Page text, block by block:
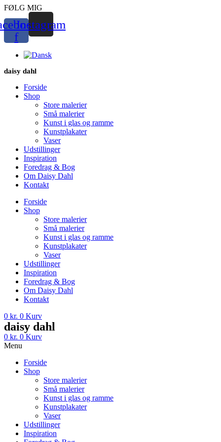
Videre
til
indhold
FØLG MIG
f
Instagram
daisy dahl
Forside
Shop
Store malerier
Små malerier
Kunst i glas og ramme
Kunstplakater
Vaser
Udstillinger
Inspiration
Foredrag & Bog
Om Daisy Dahl
Kontakt
Forside
Shop
Store malerier
Små malerier
Kunst i glas og ramme
Kunstplakater
Vaser
Udstillinger
Inspiration
Foredrag & Bog
Om Daisy Dahl
Kontakt
0 kr. 0 Kurv
daisy dahl
0 kr. 0 Kurv
Menu
Forside
Shop
Store malerier
Små malerier
Kunst i glas og ramme
Kunstplakater
Vaser
Udstillinger
Inspiration